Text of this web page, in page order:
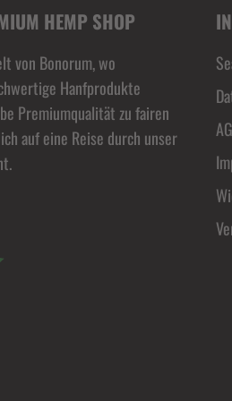
HEMP SHOP
von Bonorum, wo
Hanfprodukte
Premiumqualität zu fairen
auf eine Reise durch unser